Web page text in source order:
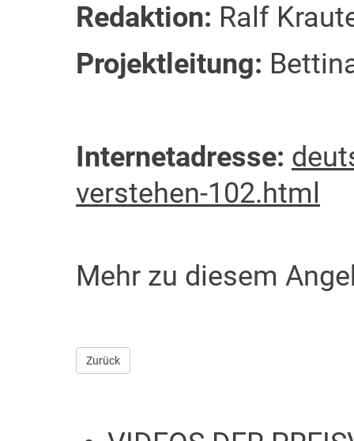
Redaktion: Ralf
Projektleitung:
Internetadresse:
verstehen-102.html
Mehr zu diesem
Zurück